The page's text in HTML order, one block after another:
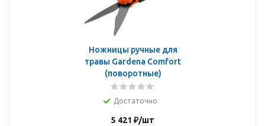
Ножницы ручные для
травы Gardena Comfort
(поворотные)
Достаточно
5 421 ₽/шт